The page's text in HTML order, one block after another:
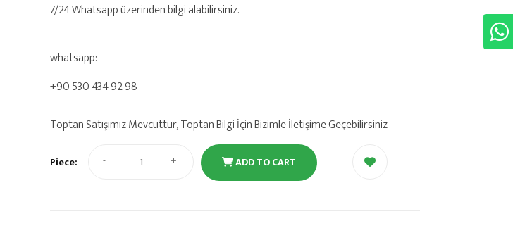
7/24 Whatsapp üzerinden bilgi alabilirsiniz.
whatsapp:
+90 530 434 92 98
Toptan Satışımız Mevcuttur, Toptan Bilgi İçin Bizimle İletişime Geçebilirsiniz
Piece: - + ADD TO CART